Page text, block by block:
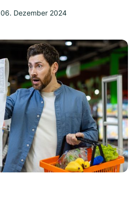
06. Dezember 2024